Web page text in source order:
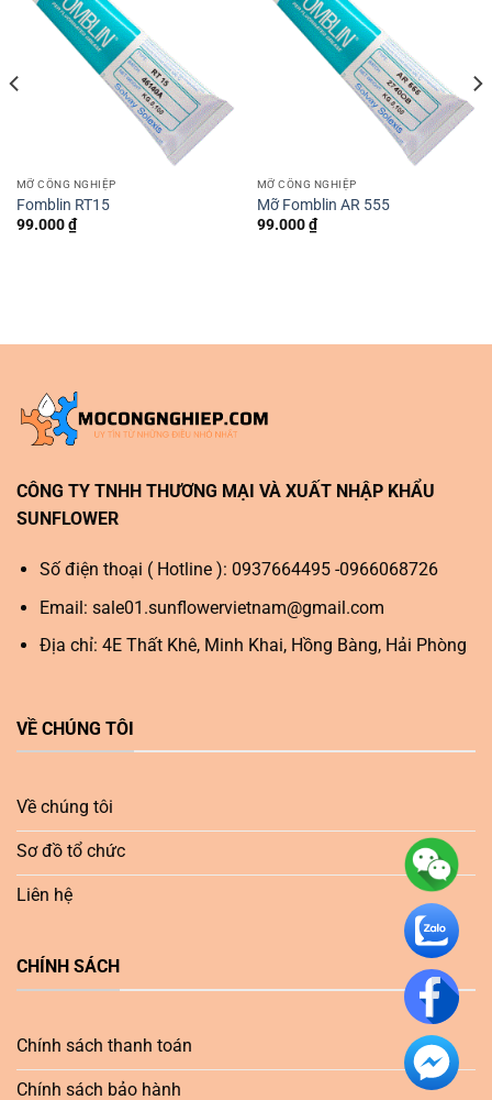
MỠ CÔNG NGHIỆP
Fomblin RT15
99.000₫
MỠ CÔNG NGHIỆP
Mỡ Fomblin AR 555
99.000₫
CÔNG TY TNHH THƯƠNG MẠI VÀ XUẤT NHẬP KHẨU
SUNFLOWER
Số điện thoại ( Hotline ): 0937664495 -0966068726
Email: sale01.sunflowervietnam@gmail.com
Địa chỉ: 4E Thất Khê, Minh Khai, Hồng Bàng, Hải Phòng
VỀ CHÚNG TÔI
Về chúng tôi
Sơ đồ tổ chức
Liên hệ
CHÍNH SÁCH
Chính sách thanh toán
Chính sách bảo hành